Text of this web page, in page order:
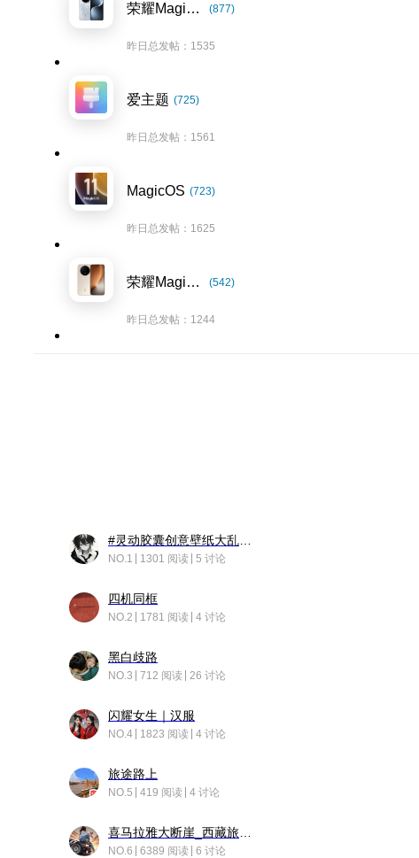
荣耀Magic7系列 (877)
昨日总发帖：1535
爱主题 (725)
昨日总发帖：1561
MagicOS (723)
昨日总发帖：1625
荣耀Magic8系列 (542)
昨日总发帖：1244
NO.1 1301 阅读 5 讨论
四机同框
NO.2 1781 阅读 4 讨论
黑白歧路
NO.3 712 阅读 26 讨论
闪耀女生｜汉服
NO.4 1823 阅读 4 讨论
旅途路上
NO.5 419 阅读 4 讨论
NO.6 6389 阅读 6 讨论